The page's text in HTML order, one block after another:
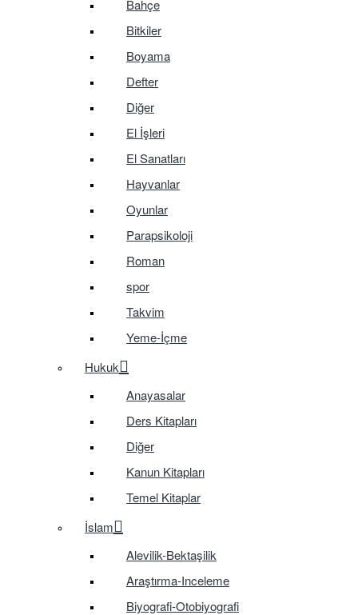
Bahçe
Bitkiler
Boyama
Defter
Diğer
El İşleri
El Sanatları
Hayvanlar
Oyunlar
Parapsikoloji
Roman
spor
Takvim
Yeme-İçme
Hukuk
Anayasalar
Ders Kitapları
Diğer
Kanun Kitapları
Temel Kitaplar
İslam
Alevilik-Bektaşilik
Araştırma-Inceleme
Biyografi-Otobiyografi